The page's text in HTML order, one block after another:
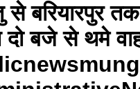
से बरियारपुर तक
दो बजे से थमे